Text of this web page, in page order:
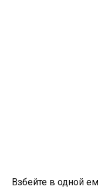
Взбейте в одной